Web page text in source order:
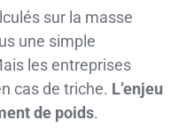
sur la masse
une simple
les entreprises
cas de triche. L’enjeu
de poids.